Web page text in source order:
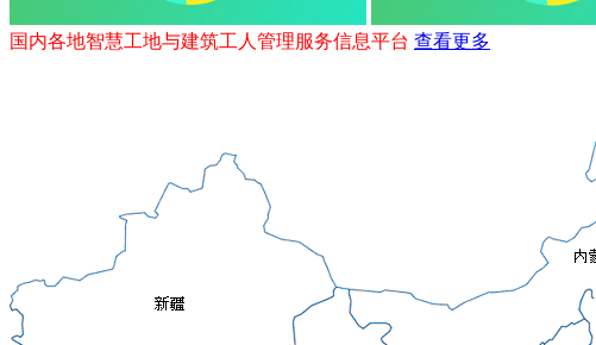
国内各地智慧工地与建筑工人管理服务信息平台 查看更多